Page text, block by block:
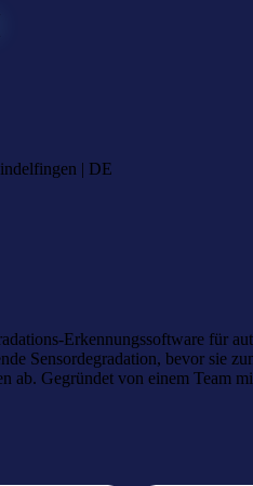
| DE
Erkennungssoftware für
Sensordegradation, bevor sie
ab. Gegründet von einem Team